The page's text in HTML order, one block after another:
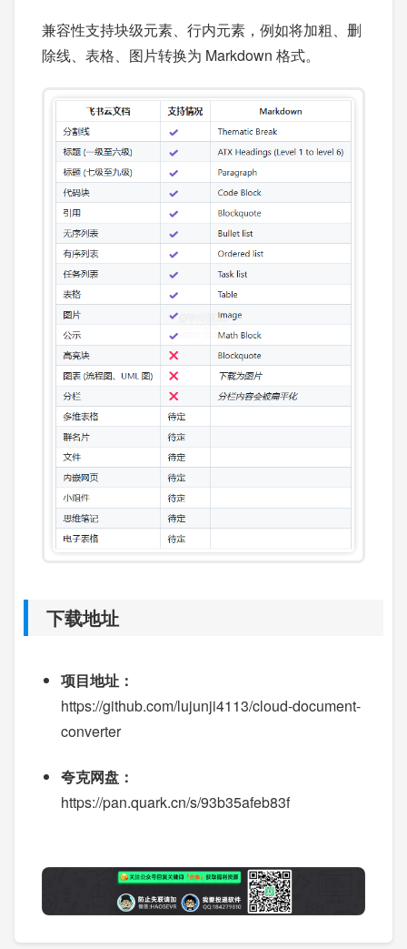
兼容性支持块级元素、行内元素，例如将加粗、删
除线、表格、图片转换为 Markdown 格式。
下载地址
项目地址：
https://github.com/lujunji4113/cloud-document-
converter
夸克网盘：
https://pan.quark.cn/s/93b35afeb83f